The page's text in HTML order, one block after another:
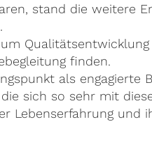
stand die weitere
finden.
als engagierte
sich so sehr mit
Lebenserfahrung und